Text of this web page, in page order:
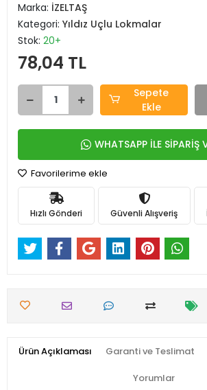
Marka: İZELTAŞ
Kategori: Yıldız Uçlu Lokmalar
Stok: 20+
78,04 TL
Sepete
Ekle
WHATSAPP İLE SİPARİŞ
Favorilerime ekle
Hızlı Gönderi Güvenli Alışveriş
Ürün Açıklaması Garanti ve Teslimat
Yorumlar